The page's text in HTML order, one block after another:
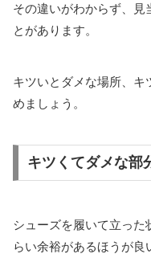
その違いがわからず、見
とがあります。
キツいとダメな場所、
めましょう。
キツくてダメな部
シューズを履いて立った
らい余裕があるほうが良